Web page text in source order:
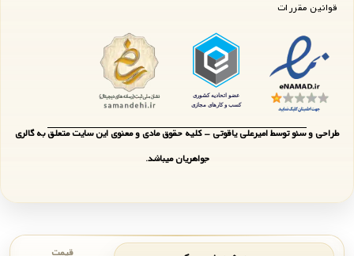
قیمت
قوانین مقررات
طراحی و سئو توسط امیرعلی یاقوتی - کلیه حقوق مادی و معنوی این سایت متعلق به گالری
جواهریان میباشد.